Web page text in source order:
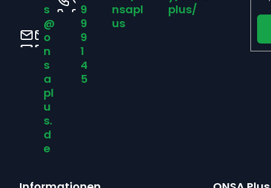
s
@
o
n
s
a
pl
u
s.
d
e
9
9
9
1
4
5
nsapl
us
plus/